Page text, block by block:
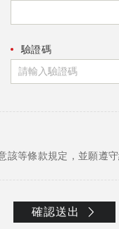
驗證碼
該等條款規定，並願遵
確認送出